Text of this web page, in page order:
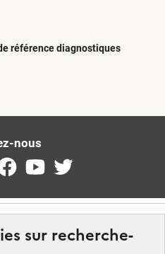
sur recherche-
référence diagnostiques
nous